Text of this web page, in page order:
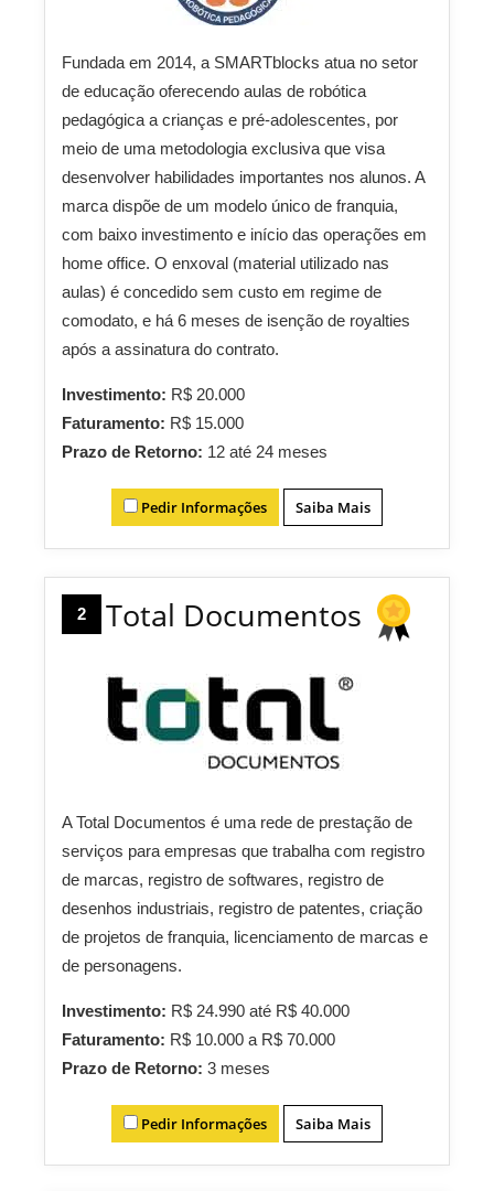
Fundada em 2014, a SMARTblocks atua no setor
de educação oferecendo aulas de robótica
pedagógica a crianças e pré-adolescentes, por
meio de uma metodologia exclusiva que visa
desenvolver habilidades importantes nos alunos. A
marca dispõe de um modelo único de franquia,
com baixo investimento e início das operações em
home office. O enxoval (material utilizado nas
aulas) é concedido sem custo em regime de
comodato, e há 6 meses de isenção de royalties
após a assinatura do contrato.
Investimento: R$ 20.000
Faturamento: R$ 15.000
Prazo de Retorno: 12 até 24 meses
Pedir Informações Saiba Mais
2 Total Documentos
A Total Documentos é uma rede de prestação de
serviços para empresas que trabalha com registro
de marcas, registro de softwares, registro de
desenhos industriais, registro de patentes, criação
de projetos de franquia, licenciamento de marcas e
de personagens.
Investimento: R$ 24.990 até R$ 40.000
Faturamento: R$ 10.000 a R$ 70.000
Prazo de Retorno: 3 meses
Pedir Informações Saiba Mais